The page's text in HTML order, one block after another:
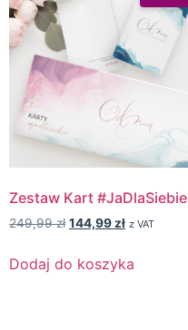
Zestaw Kart #JaDlaSiebie
249,99zł 144,99 zł z VAT
Dodaj do koszyka